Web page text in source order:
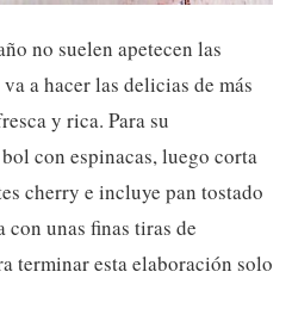
no suelen apetecen las
a hacer las delicias de más
y rica. Para su
con espinacas, luego corta
cherry e incluye pan tostado
unas finas tiras de
terminar esta elaboración solo